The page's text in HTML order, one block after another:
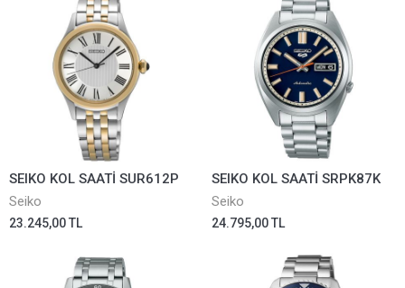
SEIKO KOL SAATİ SUR612P
Seiko
23.245,00 TL
SEIKO KOL SAATİ SRPK87K
Seiko
24.795,00 TL